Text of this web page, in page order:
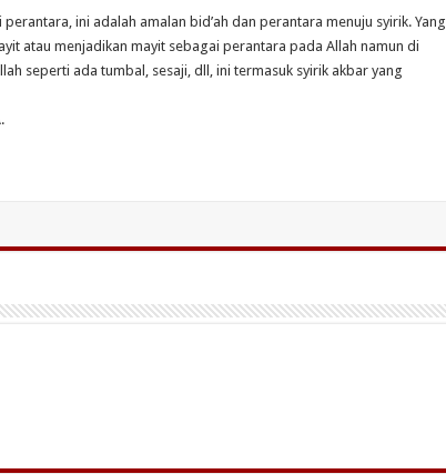
ini adalah amalan bid’ah dan perantara menuju syirik. Yang
atau menjadikan mayit sebagai perantara pada Allah namun di
seperti ada tumbal, sesaji, dll, ini termasuk syirik akbar yang